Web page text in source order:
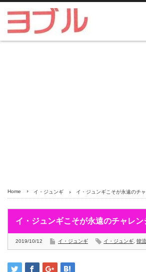
Home イ・ジュンギ イ・ジュンギこそが永遠のチ
イ・ジュンギこそが永遠のチャレン
2019/10/12 イ・ジュンギ イ・ジュンギ 韓